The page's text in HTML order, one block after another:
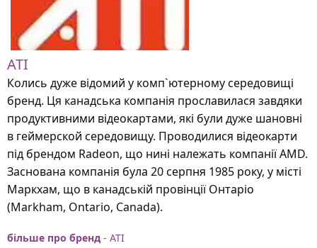
ATI
Колись дуже відомий у комп`ютерному середовищі
бренд. Ця канадська компанія прославилася завдяки
продуктивними відеокартами, які були дуже шановні
в геймерской середовищу. Проводилися відеокарти
під брендом Radeon, що нині належать компанії AMD.
Заснована компанія була 20 серпня 1985 року, у місті
Маркхам, що в канадській провінції Онтаріо
(Markham, Ontario, Canada).
більше про бренд - ATI